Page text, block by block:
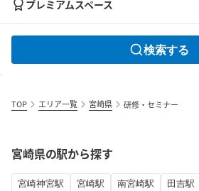
プレミアムスペース
検索する
TOP エリア一覧 宮崎県 研修・セミナー
宮崎県の駅から探す
宮崎神宮駅 宮崎駅 南宮崎駅 田吉駅